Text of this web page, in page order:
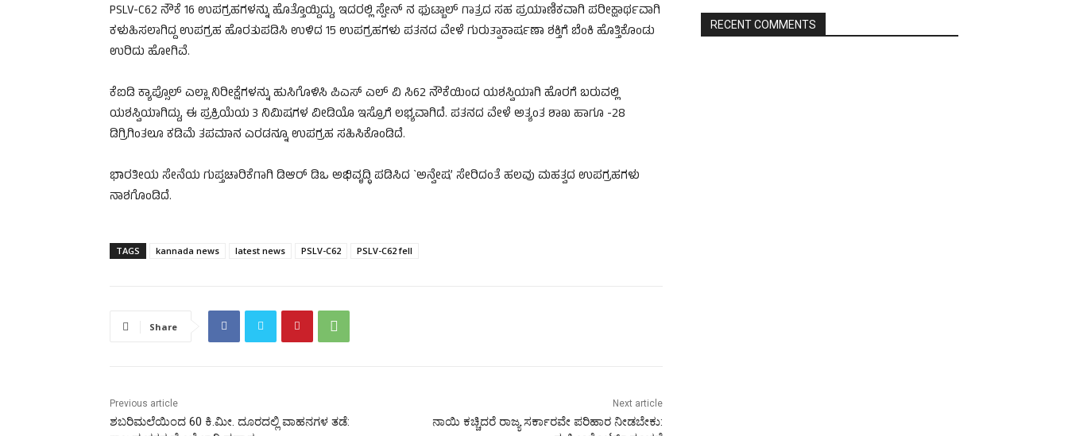
PSLV-C62 ನೌಕೆ 16 ಉಪಗ್ರಹಗಳನ್ನು ಹೊತ್ತೊಯ್ದಿದ್ದು, ಇದರಲ್ಲಿ ಸ್ಪೇನ್ ನ ಫುಟ್ಬಾಲ್ ಗಾತ್ರದ ಸಹ ಪ್ರಯಾಣಿಕವಾಗಿ ಪರೀಕ್ಷಾರ್ಥವಾಗಿ
ಕಳುಹಿಸಲಾಗಿದ್ದ ಉಪಗ್ರಹ ಹೊರತುಪಡಿಸಿ ಉಳಿದ 15 ಉಪಗ್ರಹಗಳು ಪತನದ ವೇಳೆ ಗುರುತ್ವಾಕಾರ್ಷಣಾ ಶಕ್ತಿಗೆ ಬೆಂಕಿ ಹೊತ್ತಿಕೊಂಡು
ಉರಿದು ಹೋಗಿವೆ.
ಕೆಐಡಿ ಕ್ಯಾಪ್ಸೊಲ್ ಎಲ್ಲಾ ನಿರೀಕ್ಷೆಗಳನ್ನು ಹುಸಿಗೊಳಿಸಿ ಪಿಎಸ್ ಎಲ್ ವಿ ಸಿ62 ನೌಕೆಯಿಂದ ಯಶಸ್ವಿಯಾಗಿ ಹೊರಗೆ ಬರುವಲ್ಲಿ
ಯಶಸ್ವಿಯಾಗಿದ್ದು, ಈ ಪ್ರಕ್ರಿಯೆಯ 3 ನಿಮಿಷಗಳ ವೀಡಿಯೊ ಇಸ್ರೊಗೆ ಲಭ್ಯವಾಗಿದೆ. ಪತನದ ವೇಳೆ ಅತ್ಯಂತ ಶಾಖ ಹಾಗೂ -28
ಡಿಗ್ರಿಗಿಂತಲೂ ಕಡಿಮೆ ತಪಮಾನ ಎರಡನ್ನೂ ಉಪಗ್ರಹ ಸಹಿಸಿಕೊಂಡಿದೆ.
ಭಾರತೀಯ ಸೇನೆಯ ಗುಪ್ತಚಾರಿಕೆಗಾಗಿ ಡಿಆರ್ ಡಿಒ ಅಭಿವೃದ್ಧಿ ಪಡಿಸಿದ `ಅನ್ವೇಷ’ ಸೇರಿದಂತೆ ಹಲವು ಮಹತ್ವದ ಉಪಗ್ರಹಗಳು
ನಾಶಗೊಂಡಿದೆ.
TAGS kannada news latest news PSLV-C62 PSLV-C62 fell
Share
Previous article
ಶಬರಿಮಲೆಯಿಂದ 60 ಕಿ.ಮೀ. ದೂರದಲ್ಲಿ ವಾಹನಗಳ ತಡೆ:
Next article
ನಾಯಿ ಕಚ್ಚಿದರೆ ರಾಜ್ಯ ಸರ್ಕಾರವೇ ಪರಿಹಾರ ನೀಡಬೇಕು:
RECENT COMMENTS